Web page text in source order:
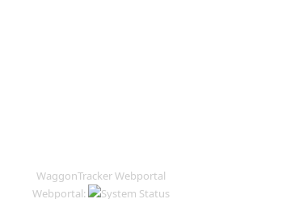
WaggonTracker Webportal
Webportal: